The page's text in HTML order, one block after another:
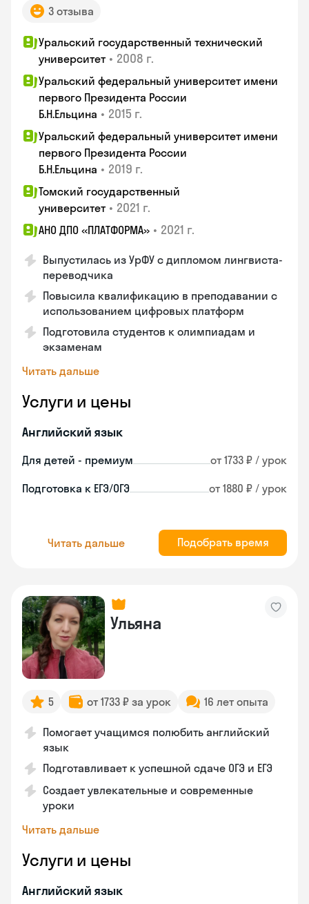
3 отзыва
Уральский государственный технический
университет • 2008 г.
Уральский федеральный университет имени
первого Президента России
Б.Н.Ельцина • 2015 г.
Уральский федеральный университет имени
первого Президента России
Б.Н.Ельцина • 2019 г.
Томский государственный
университет • 2021 г.
АНО ДПО «ПЛАТФОРМА» • 2021 г.
Выпустилась из УрФУ с дипломом лингвиста-
переводчика
Повысила квалификацию в преподавании с
использованием цифровых платформ
Подготовила студентов к олимпиадам и
экзаменам
Читать дальше
Услуги и цены
Английский язык
Для детей - премиум от 1733 ₽ / урок
Подготовка к ЕГЭ/ОГЭ от 1880 ₽ / урок
Читать дальше Подобрать время
Ульяна
5 от 1733 ₽ за урок 16 лет опыта
Помогает учащимся полюбить английский
язык
Подготавливает к успешной сдаче ОГЭ и ЕГЭ
Создает увлекательные и современные
уроки
Читать дальше
Услуги и цены
Английский язык